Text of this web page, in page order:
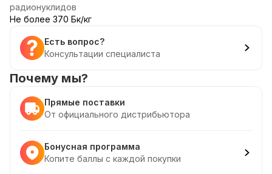
радионуклидов
Не более 370 Бк/кг
Есть вопрос?
Консультации специалиста
Почему мы?
Прямые поставки
От официального дистрибьютора
Бонусная программа
Копите баллы с каждой покупки